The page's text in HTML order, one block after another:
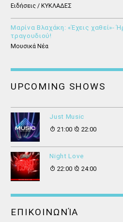
Ειδήσεις / ΚΥΚΛΑΔΕΣ
Μαρίνα Βλαχάκη: «Έχεις χαθεί»-
τραγουδιού!
Μουσικά Νέα
UPCOMING SHOWS
Just Music
21:00
22:00
Night Love
22:00
24:00
ΕΠΙΚΟΙΝΩΝΊΑ